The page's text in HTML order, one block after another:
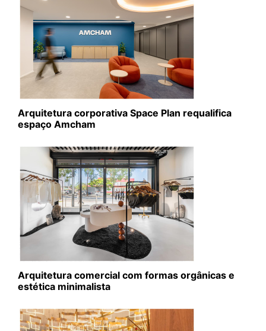
Arquitetura corporativa Space Plan requalifica
espaço Amcham
Arquitetura comercial com formas orgânicas e
estética minimalista